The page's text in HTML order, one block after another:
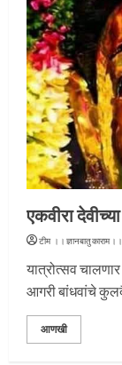
एकवीरा
टीम ।।ज्ञानबातुकाराम।।
यात्रोत्सव चालणार
आगरी बांधवांचे
आणखी
3
4